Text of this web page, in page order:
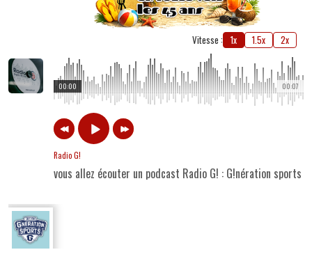
Vitesse : 1x 1.5x 2x
00:07
00:00
Radio G!
vous allez écouter un podcast Radio G! : G!nération sports